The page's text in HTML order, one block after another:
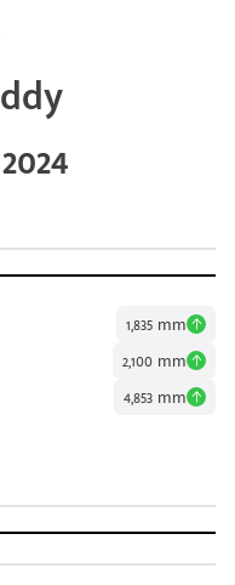
1,835 mm
2,100 mm
4,853 mm